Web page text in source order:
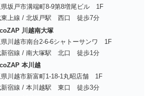
県坂戸市溝端町8-9第8増尾ビル 1F
東上線 / 北坂戸駅 西口 徒歩7分
川越南大塚
県川越市南台2-6-6シャトーサンワ 1F
新宿線 / 南大塚駅 北口 徒歩1分
本川越
県川越市新富町1-18-1丸昭店舗 1F
新宿線 / 本川越駅 東口 徒歩3分